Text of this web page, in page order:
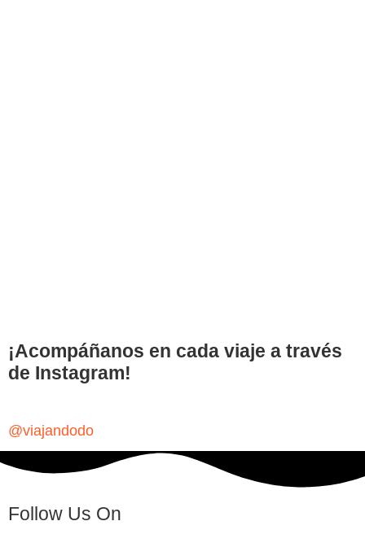
¡Acompáñanos en cada viaje a través
de Instagram!
@viajandodo
Follow Us On